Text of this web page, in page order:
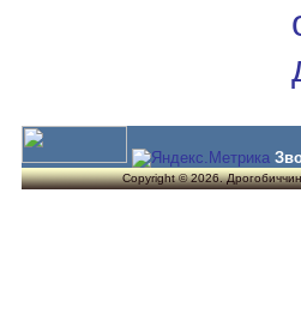
Copyright © 2026. Дрогобиччина